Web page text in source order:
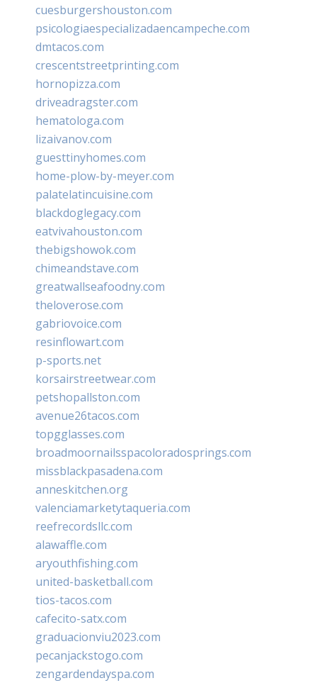
cuesburgershouston.com
psicologiaespecializadaencampeche.com
dmtacos.com
crescentstreetprinting.com
hornopizza.com
driveadragster.com
hematologa.com
lizaivanov.com
guesttinyhomes.com
home-plow-by-meyer.com
palatelatincuisine.com
blackdoglegacy.com
eatvivahouston.com
thebigshowok.com
chimeandstave.com
greatwallseafoodny.com
theloverose.com
gabriovoice.com
resinflowart.com
p-sports.net
korsairstreetwear.com
petshopallston.com
avenue26tacos.com
topgglasses.com
broadmoornailsspacoloradosprings.com
missblackpasadena.com
anneskitchen.org
valenciamarketytaqueria.com
reefrecordsllc.com
alawaffle.com
aryouthfishing.com
united-basketball.com
tios-tacos.com
cafecito-satx.com
graduacionviu2023.com
pecanjackstogo.com
zengardendayspa.com